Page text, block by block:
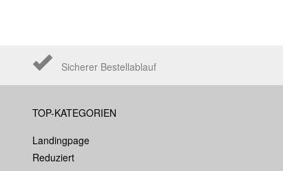
Sicherer Bestellablauf
TOP-KATEGORIEN
Landingpage
Reduziert